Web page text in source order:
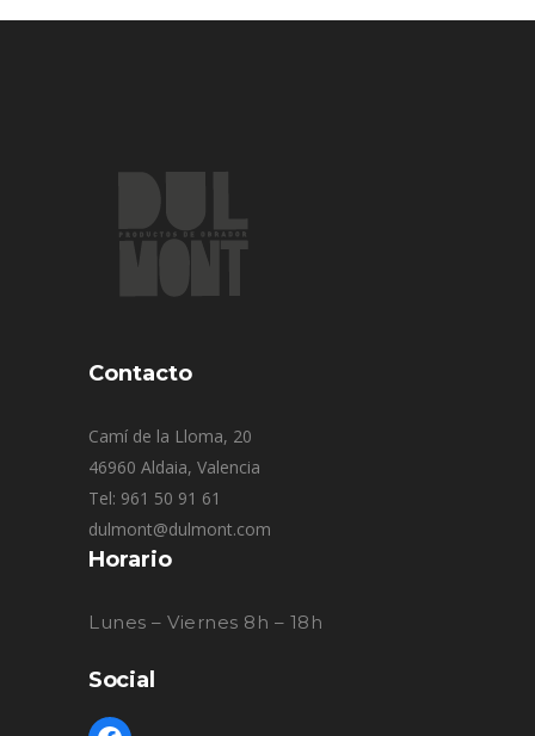
Contacto
Camí de la Lloma, 20
46960 Aldaia, Valencia
Tel: 961 50 91 61
dulmont@dulmont.com
Horario
Lunes – Viernes 8h – 18h
Social